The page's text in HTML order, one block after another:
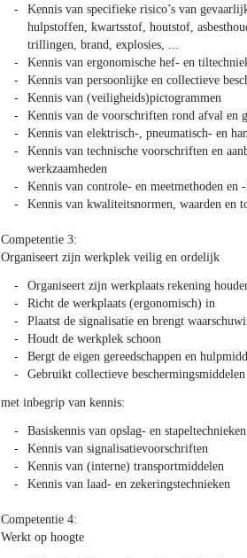
Kennis van specifieke risico’s van
hulpstoffen, kwartsstof, houtstof,
trillingen, brand, explosies, ...
Kennis van ergonomische hef- en
Kennis van persoonlijke en collectieve
Kennis van (veiligheids)pictogrammen
Kennis van de voorschriften rond afval en
Kennis van elektrisch-, pneumatisch- en
Kennis van technische voorschriften en
werkzaamheden
Kennis van controle- en meetmethoden en
Kennis van kwaliteitsnormen, waarden en
Competentie 3:
Organiseert zijn werkplek veilig en ordelijk
Organiseert zijn werkplaats rekening
Richt de werkplaats (ergonomisch) in
Plaatst de signalisatie en brengt
Houdt de werkplek schoon
Bergt de eigen gereedschappen en
Gebruikt collectieve beschermingsmiddelen
met inbegrip van kennis:
Basiskennis van opslag- en stapeltechnieken
Kennis van signalisatievoorschriften
Kennis van (interne) transportmiddelen
Kennis van laad- en zekeringstechnieken
Competentie 4:
Werkt op hoogte